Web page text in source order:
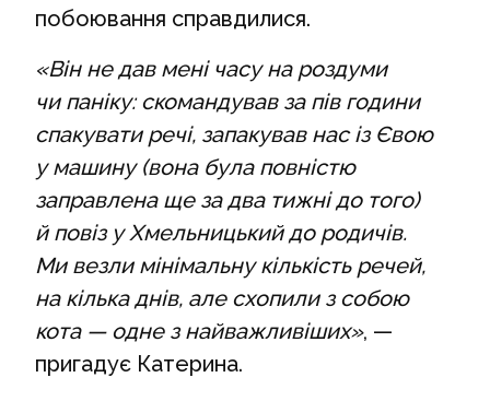
побоювання справдилися.
«Він не дав мені часу на роздуми
чи паніку: скомандував за пів години
спакувати речі, запакував нас із Євою
у машину (вона була повністю
заправлена ще за два тижні до того)
й повіз у Хмельницький до родичів.
Ми везли мінімальну кількість речей,
на кілька днів, але схопили з собою
кота — одне з найважливіших», —
пригадує Катерина.